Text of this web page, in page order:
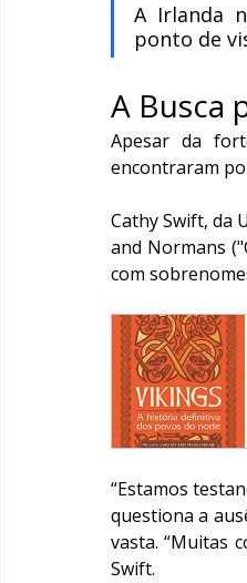
A Irlanda
ponto de
A Busca
Apesar da
encontraram
Cathy Swift, da
and Normans
com
“Estamos
questiona a
vasta. “Muitas
Swift.